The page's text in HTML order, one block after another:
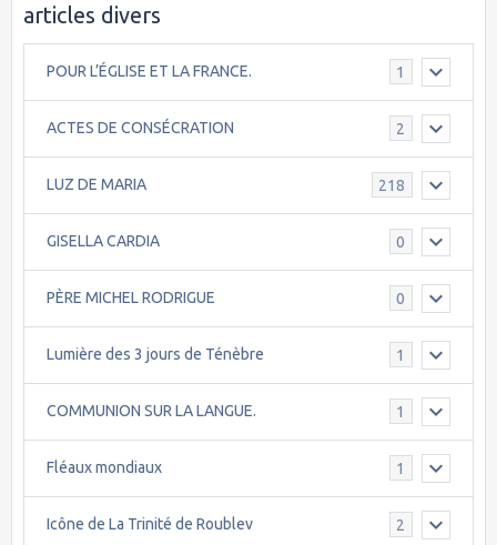
articles divers
POUR L’ÉGLISE ET LA FRANCE. 1
ACTES DE CONSÉCRATION 2
LUZ DE MARIA 218
GISELLA CARDIA 0
PÈRE MICHEL RODRIGUE 0
Lumière des 3 jours de Ténèbre 1
COMMUNION SUR LA LANGUE. 1
Fléaux mondiaux 1
Icône de La Trinité de Roublev 2